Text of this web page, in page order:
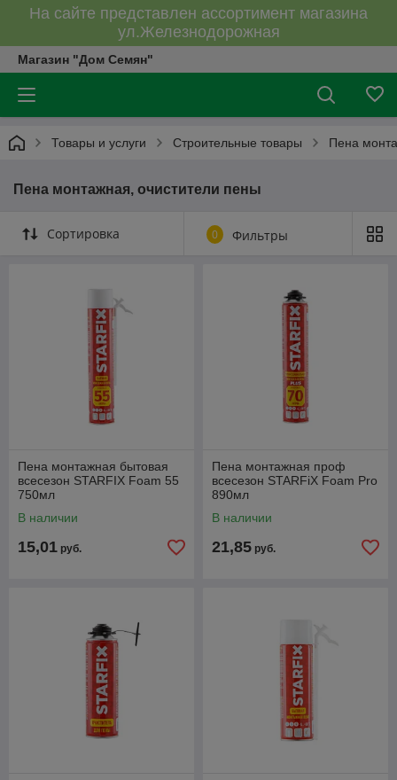
На сайте представлен ассортимент магазина
ул.Железнодорожная
Магазин "Дом Семян"
Товары и услуги Строительные товары Пена
Пена монтажная, очистители пены
Сортировка 0 Фильтры
Пена монтажная бытовая
всесезон STARFIX Foam 55
750мл
В наличии
15,01 руб.
Пена монтажная проф
всесезон STARFiX Foam Pro
890мл
В наличии
21,85 руб.